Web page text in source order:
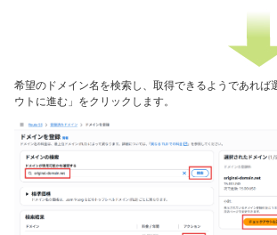
希望のドメイン名を検索し、取得できるようであれば
ウトに進む」をクリックします。